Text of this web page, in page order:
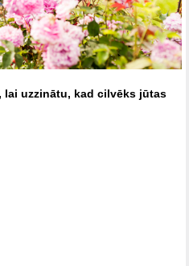
uzzinātu, kad cilvēks jūtas